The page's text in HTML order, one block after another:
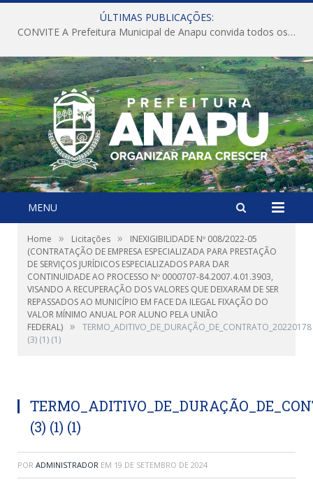
ÚLTIMAS PUBLICAÇÕES:
CONVITE A Prefeitura Municipal de Anapu convida todos os servidores públicos municipais para participarem da Audiência Pública de discussão da Lei de Diretrizes Orçamentárias (LDO), importante instrumento de planejamento das ações e investimentos da Administração Pública para o próximo exercício financeiro.
MENU
Home » Licitações »
INEXIGIBILIDADE Nº 008/2022-05
(CONTRATAÇÃO DE EMPRESA ESPECIALIZADA PARA PRESTAÇÃO
DE SERVIÇOS JURÍDICOS ESPECIALIZADOS PARA DAR
CONTINUIDADE AO PROCESSO Nº 0000707-84.2007.4.01.3903,
VISANDO A RECUPERAÇÃO DOS VALORES QUE DEIXARAM DE SER
REPASSADOS AO MUNICÍPIO EM FACE DA ILEGAL FIXAÇÃO DO
VALOR MÍNIMO ANUAL POR ALUNO PELA UNIÃO
FEDERAL) »
TERMO_ADITIVO_DE_DURAÇÃO_DE_CONTRATO_20220178
(3) (1) (1)
(3) (1) (1)
POR ADMINISTRADOR EM 19 DE SETEMBRO DE 2024